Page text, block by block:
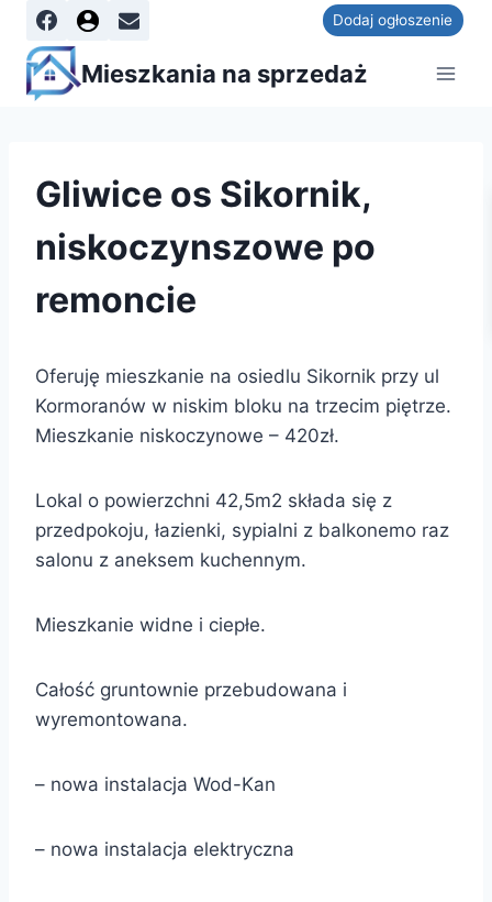
Dodaj ogłoszenie
Mieszkania na sprzedaż
Gliwice os Sikornik,
niskoczynszowe po
remoncie
Oferuję mieszkanie na osiedlu Sikornik przy ul
Kormoranów w niskim bloku na trzecim piętrze.
Mieszkanie niskoczynowe – 420zł.
Lokal o powierzchni 42,5m2 składa się z
przedpokoju, łazienki, sypialni z balkonemo raz
salonu z aneksem kuchennym.
Mieszkanie widne i ciepłe.
Całość gruntownie przebudowana i
wyremontowana.
– nowa instalacja Wod-Kan
– nowa instalacja elektryczna